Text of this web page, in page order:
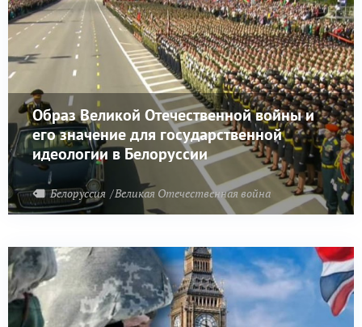
Образ Великой Отечественной войны и
его значение для государственной
идеологии в Белоруссии
Белоруссия Великая Отечественная война